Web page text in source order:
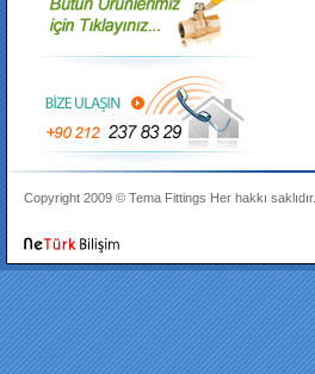
Copyright 2009 © Tema Fittings Her hakkı saklıdır.